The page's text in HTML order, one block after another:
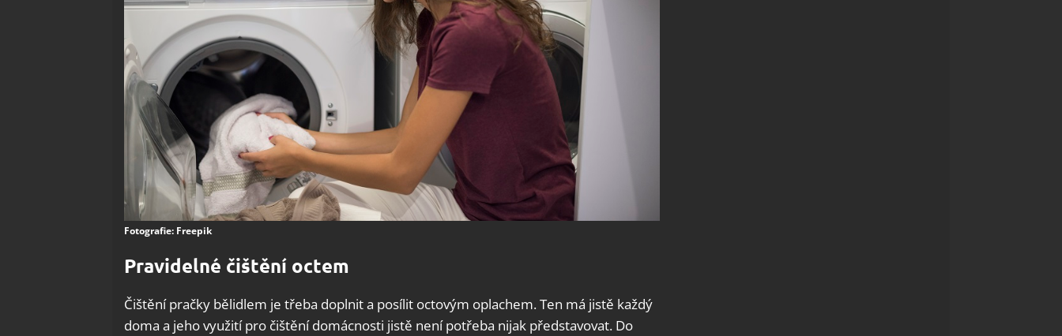
Fotografie: Freepik
Pravidelné čištění octem
Čištění pračky bělidlem je třeba doplnit a posílit octovým oplachem. Ten má jistě každý
doma a jeho využití pro čištění domácnosti jistě není potřeba nijak představovat. Do